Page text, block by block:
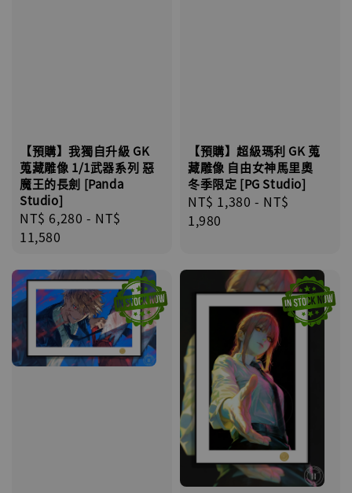
【預購】我獨自升級 GK
蒐藏雕像 1/1武器系列 惡
魔王的長劍 [Panda
Studio]
Regular
price
NT$ 6,280 - NT$
11,580
【預購】超級瑪利 GK 蒐
藏雕像 自由女神馬里奧
冬季限定 [PG Studio]
Regular
price
NT$ 1,380 - NT$
1,980